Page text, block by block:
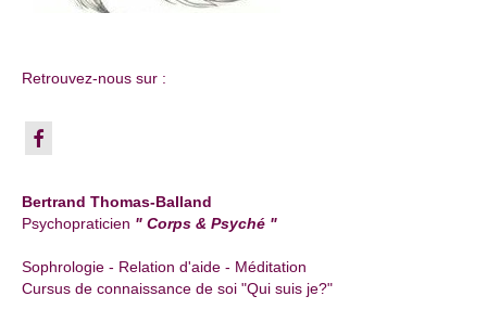
Retrouvez-nous sur :
Bertrand Thomas-Balland
Psychopraticien " Corps & Psyché "
Sophrologie - Relation d'aide - Méditation
Cursus de connaissance de soi "Qui suis je?"